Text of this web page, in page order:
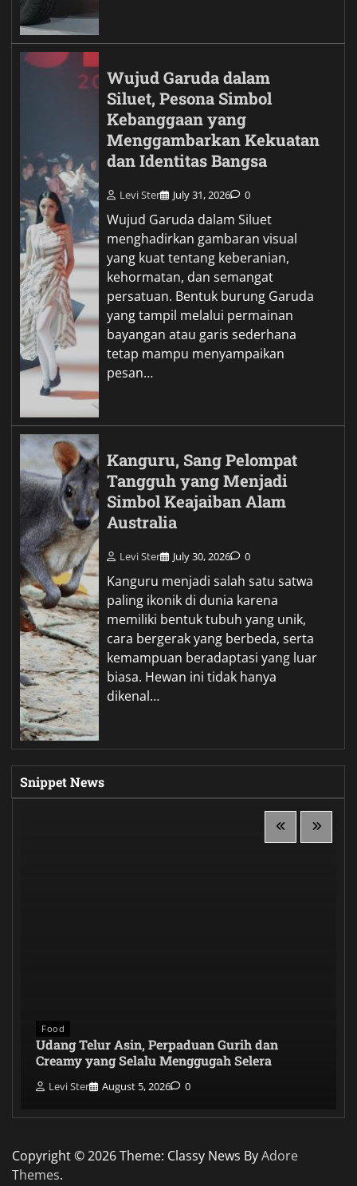
Wujud Garuda dalam
Siluet, Pesona Simbol
Kebanggaan yang
Menggambarkan Kekuatan
dan Identitas Bangsa
Levi Ster July 31, 2026 0
Wujud Garuda dalam Siluet
menghadirkan gambaran visual
yang kuat tentang keberanian,
kehormatan, dan semangat
persatuan. Bentuk burung Garuda
yang tampil melalui permainan
bayangan atau garis sederhana
tetap mampu menyampaikan
pesan…
Kanguru, Sang Pelompat
Tangguh yang Menjadi
Simbol Keajaiban Alam
Australia
Levi Ster July 30, 2026 0
Kanguru menjadi salah satu satwa
paling ikonik di dunia karena
memiliki bentuk tubuh yang unik,
cara bergerak yang berbeda, serta
kemampuan beradaptasi yang luar
biasa. Hewan ini tidak hanya
dikenal…
Snippet News
Food
Udang Telur Asin, Perpaduan Gurih dan
Creamy yang Selalu Menggugah Selera
Levi Ster August 5, 2026 0
Copyright © 2026Theme: Classy News ByAdore
Themes.